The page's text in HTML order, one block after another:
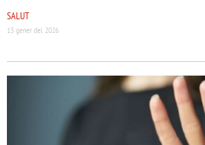
SALUT
13 gener del 2026